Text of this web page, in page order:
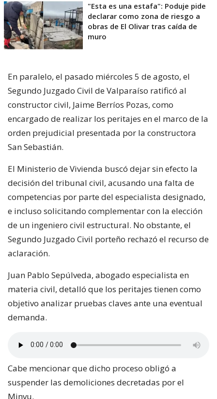
"Esta es una estafa": Poduje pide
declarar como zona de riesgo a
obras de El Olivar tras caída de
muro
En paralelo, el pasado miércoles 5 de agosto, el
Segundo Juzgado Civil de Valparaíso ratificó al
constructor civil, Jaime Berríos Pozas, como
encargado de realizar los peritajes en el marco de la
orden prejudicial presentada por la constructora
San Sebastián.
El Ministerio de Vivienda buscó dejar sin efecto la
decisión del tribunal civil, acusando una falta de
competencias por parte del especialista designado,
e incluso solicitando complementar con la elección
de un ingeniero civil estructural. No obstante, el
Segundo Juzgado Civil porteño rechazó el recurso de
aclaración.
Juan Pablo Sepúlveda, abogado especialista en
materia civil, detalló que los peritajes tienen como
objetivo analizar pruebas claves ante una eventual
demanda.
Cabe mencionar que dicho proceso obligó a
suspender las demoliciones decretadas por el
Minvu.